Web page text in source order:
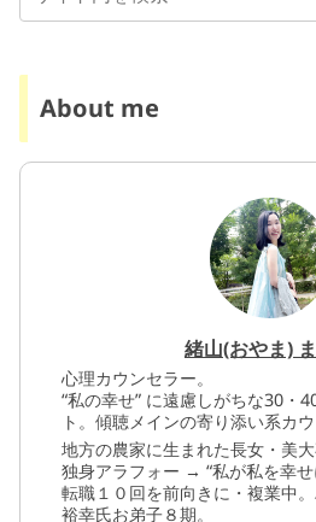
About me
緒山(おやま)
心理カウンセラー。
“私の幸せ” に遠慮しがちな30・
ト。傾聴メインの寄り添い系カウ
地方の農家に生まれた長女・美
独身アラフォー → “私が私を幸せ
転職１０回を前向きに・複業中
裕幸氏お弟子８期。